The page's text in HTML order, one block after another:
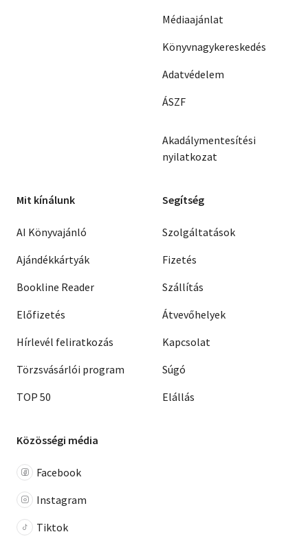
Médiaajánlat
Könyvnagykereskedés
Adatvédelem
ÁSZF
Akadálymentesítési
nyilatkozat
Mit kínálunk
AI Könyvajánló
Ajándékkártyák
Bookline Reader
Előfizetés
Hírlevél feliratkozás
Törzsvásárlói program
TOP 50
Segítség
Szolgáltatások
Fizetés
Szállítás
Átvevőhelyek
Kapcsolat
Súgó
Elállás
Közösségi média
Facebook
Instagram
Tiktok